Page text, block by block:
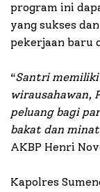
program ini
yang sukses
pekerjaan baru
“Santri
wirausahawan,
peluang bagi
bakat dan
AKBP Henri
Kapolres